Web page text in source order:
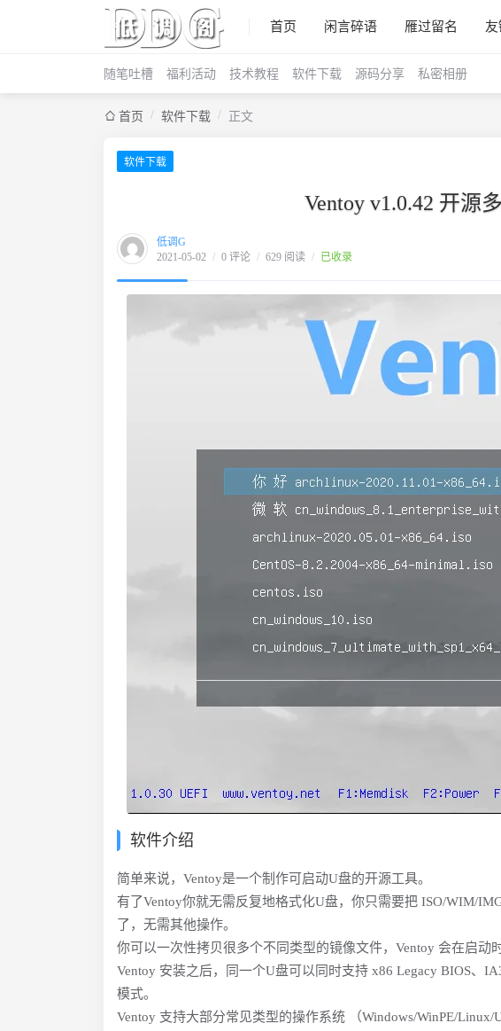
首页 闲言碎语 雁过留名
随笔吐槽 福利活动 技术教程 软件下载 源码分享 私密相册
首页 / 软件下载 / 正文
软件下载
Ventoy v1.0.42 开源
低调G
2021-05-02 / 0 评论 / 629 阅读 / 已收录
软件介绍
简单来说，Ventoy是一个制作可启动U盘的开源工具。
有了Ventoy你就无需反复地格式化U盘，你只需要把 ISO/WIM/
了，无需其他操作。
你可以一次性拷贝很多个不同类型的镜像文件，Ventoy 会在启动
Ventoy 安装之后，同一个U盘可以同时支持 x86 Legacy BIOS、
模式。
Ventoy 支持大部分常见类型的操作系统 （Windows/WinPE/Linux/